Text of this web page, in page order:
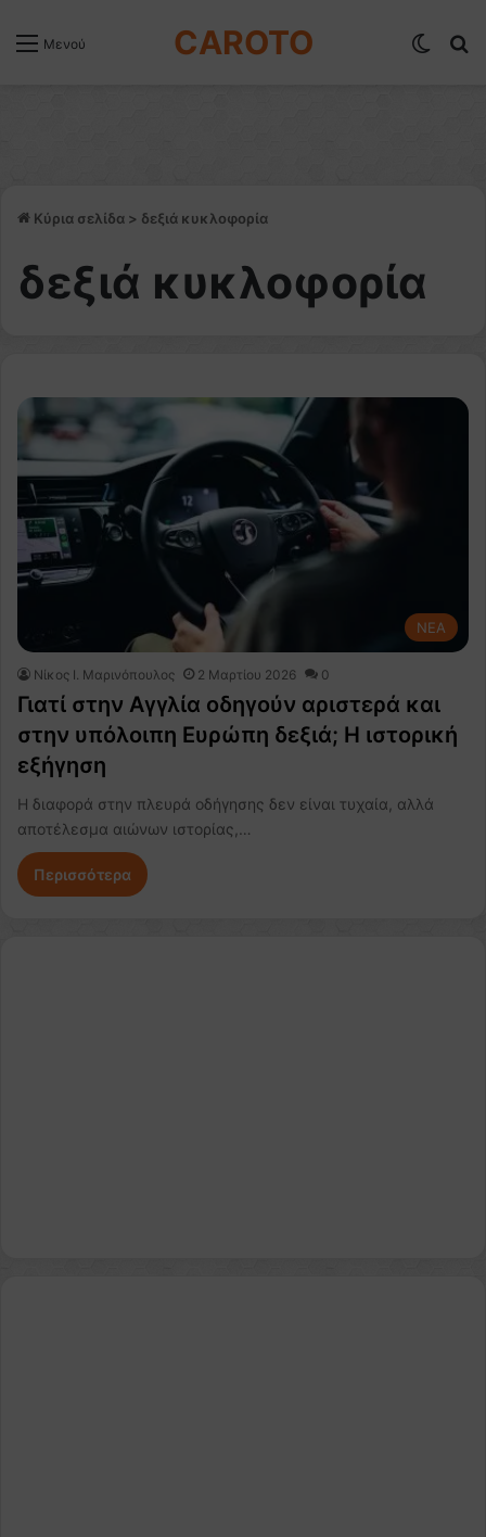
Μενού CAROTO
Κύρια σελίδα > δεξιά κυκλοφορία
δεξιά κυκλοφορία
NEA
Nίκος Ι. Mαρινόπουλος 2 Μαρτίου 2026 0
Γιατί στην Αγγλία οδηγούν αριστερά και
στην υπόλοιπη Ευρώπη δεξιά; Η ιστορική
εξήγηση
Η διαφορά στην πλευρά οδήγησης δεν είναι τυχαία, αλλά
αποτέλεσμα αιώνων ιστορίας,…
Περισσότερα